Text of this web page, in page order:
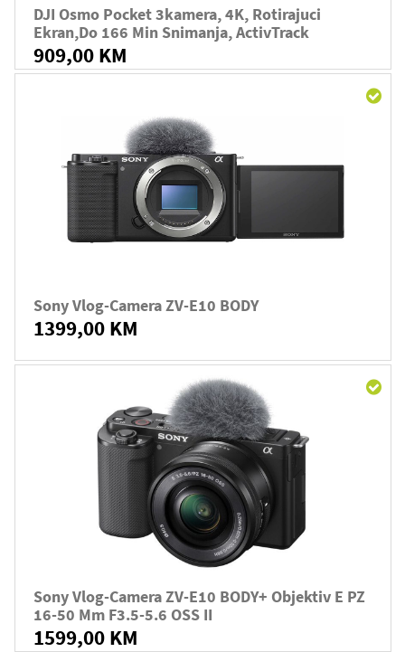
DJI Osmo Pocket 3kamera, 4K, Rotirajuci
Ekran,do 166 Min Snimanja, ActivTrack
909,00 KM
Sony Vlog-Camera ZV-E10 BODY
1399,00 KM
Sony Vlog-Camera ZV-E10 BODY+ Objektiv E PZ
16-50 Mm F3.5-5.6 OSS II
1599,00 KM